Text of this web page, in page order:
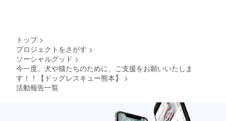
トップ >
プロジェクトをさがす >
ソーシャルグッド >
今一度、犬や猫たちのために、ご支援をお願いいたしま
す！！【ドッグレスキュー熊本】
>
活動報告一覧